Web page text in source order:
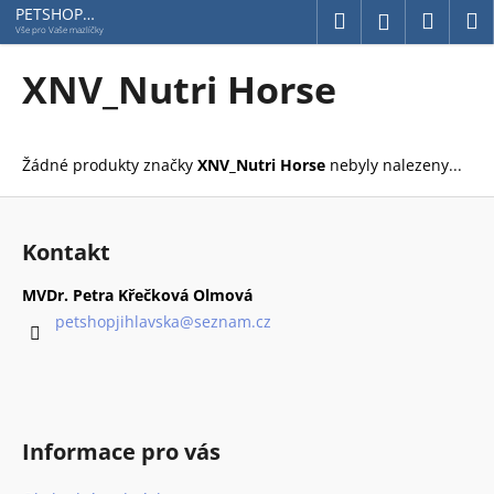
Přejít
na
obsah
PETSHOP
Jihlavská
Vše pro Vaše mazlíčky Hledat Přihlášení
XNV_Nutri Horse
Žádné produkty značky XNV_Nutri Horse nebyly nalezeny...
o
o
p
o
t
ř
e
b
u
t
e
Z
Kontakt
MVDr. Petra Křečková Olmová
petshopjihlavska@seznam.cz
Informace pro vás